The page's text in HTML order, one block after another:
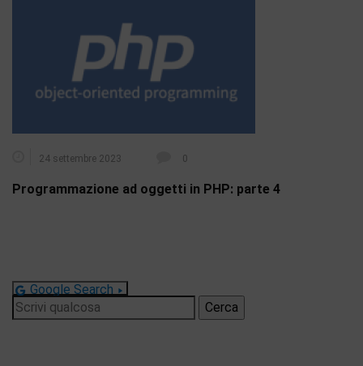
24 settembre 2023 0
Programmazione ad oggetti in PHP: parte 4
Google Search
Ricerca
per: